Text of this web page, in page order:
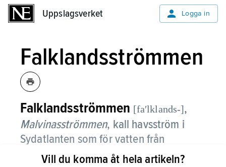
Uppslagsverket Logga in
Falklandsströmmen
Falklandsströmmen [faʹlklands-],
Malvinasströmmen, kall havsström i
Sydatlanten som för vatten från
Antarktiska cirkumpolarströmmen
Vill du komma åt hela artikeln?